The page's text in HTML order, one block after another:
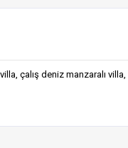
çalış deniz manzaralı